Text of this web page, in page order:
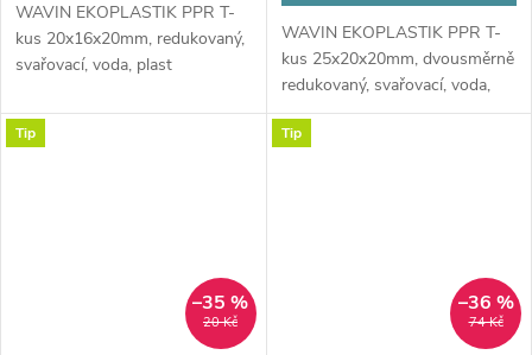
WAVIN EKOPLASTIK PPR T-
kus 20x16x20mm, redukovaný,
svařovací, voda, plast
WAVIN EKOPLASTIK PPR T-
kus 25x20x20mm, dvousměrně
redukovaný, svařovací, voda,
plast u.
Tip
20 Kč
–35 %
Tip
74 Kč
–36 %